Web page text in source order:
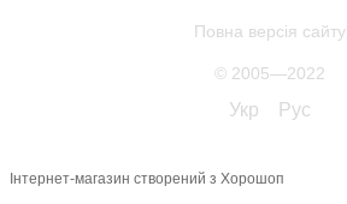
Повна версія сайту
© 2005—2022
Укр Рус
Інтернет-магазин створений з Хорошоп